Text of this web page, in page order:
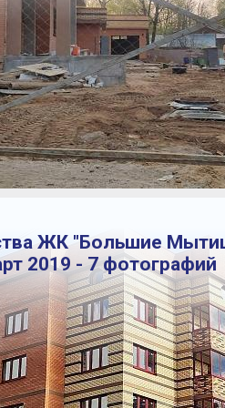
ЖК "Большие
2019 - 7 фотографий